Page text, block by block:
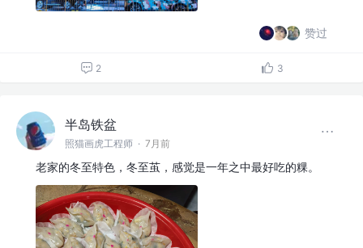
赞过
2 3
半岛铁盆
照猫画虎工程师 · 7月前
老家的冬至特色，冬至茧，感觉是一年之中最好吃的粿。